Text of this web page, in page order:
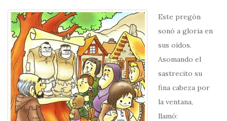
Este pregón
sonó a gloria en
sus oídos.
Asomando el
sastrecito su
fina cabeza por
la ventana,
llamó: